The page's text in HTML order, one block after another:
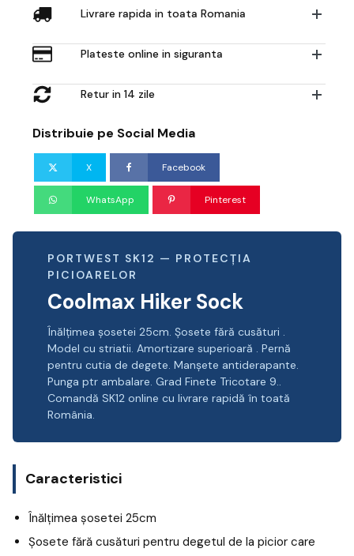
Livrare rapida in toata Romania
Plateste online in siguranta
Retur in 14 zile
Distribuie pe Social Media
X Facebook
WhatsApp Pinterest
PORTWEST SK12 — PROTECȚIA
PICIOARELOR
Coolmax Hiker Sock
Înălțimea șosetei 25cm. Șosete fără cusături .
Model cu striatii. Amortizare superioară . Pernă
pentru cutia de degete. Manșete antiderapante.
Punga ptr ambalare. Grad Finete Tricotare 9..
Comandă SK12 online cu livrare rapidă în toată
România.
Caracteristici
Înălțimea șosetei 25cm
Șosete fără cusături pentru degetul de la picior care